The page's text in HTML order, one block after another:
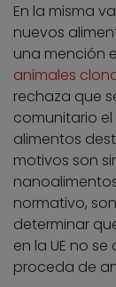
En la misma
nuevos
una mención
animales
rechaza que
comunitario
alimentos
motivos son
normativo,
determinar
en la UE no
proceda de